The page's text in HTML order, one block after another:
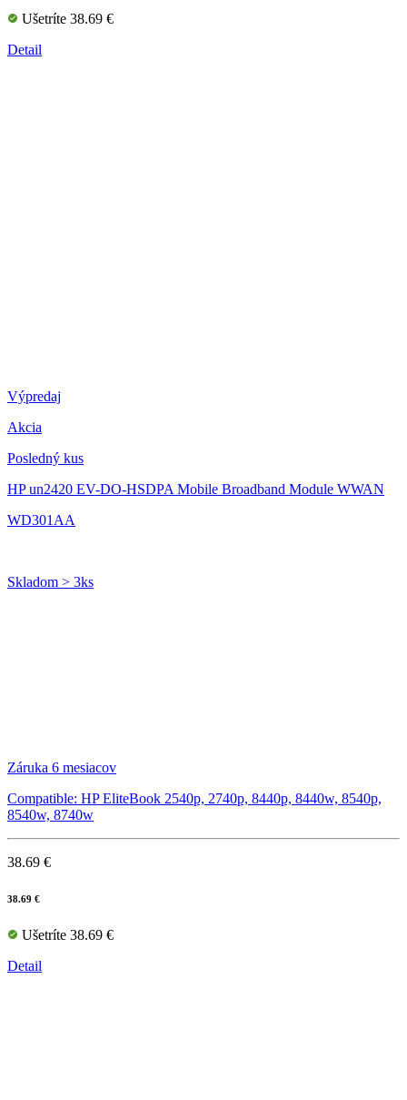
Ušetríte 38.69 €
Detail
Výpredaj
Akcia
Posledný kus
HP un2420 EV-DO-HSDPA Mobile Broadband Module WWAN
WD301AA
Skladom > 3ks
Záruka 6 mesiacov
Compatible: HP EliteBook 2540p, 2740p, 8440p, 8440w, 8540p,
8540w, 8740w
38.69 €
38.69 €
Ušetríte 38.69 €
Detail